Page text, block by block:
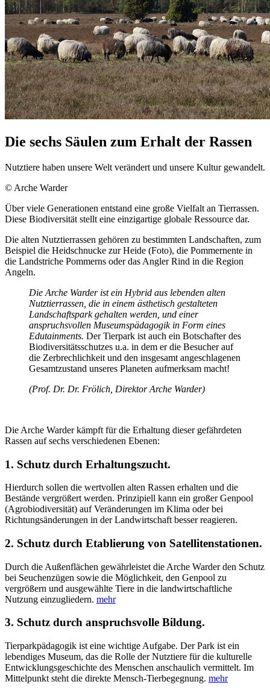
Die sechs Säulen zum Erhalt der Rassen
Nutztiere haben unsere Welt verändert und unsere Kultur gewandelt.
© Arche Warder
Über viele Generationen entstand eine große Vielfalt an Tierrassen.
Diese Biodiversität stellt eine einzigartige globale Ressource dar.
Die alten Nutztierrassen gehören zu bestimmten Landschaften, zum
Beispiel die Heidschnucke zur Heide (Foto), die Pommernente in
die Landstriche Pommerns oder das Angler Rind in die Region
Angeln.
Die Arche Warder ist ein Hybrid aus lebenden alten
Nutztierrassen, die in einem ästhetisch gestalteten
Landschaftspark gehalten werden, und einer
anspruchsvollen Museumspädagogik in Form eines
Edutainments. Der Tierpark ist auch ein Botschafter des
Biodiversitätsschutzes u.a. in dem er die Besucher auf
die Zerbrechlichkeit und den insgesamt angeschlagenen
Gesamtzustand unseres Planeten aufmerksam macht!
(Prof. Dr. Dr. Frölich, Direktor Arche Warder)
Die Arche Warder kämpft für die Erhaltung dieser gefährdeten
Rassen auf sechs verschiedenen Ebenen:
1. Schutz durch Erhaltungszucht.
Hierdurch sollen die wertvollen alten Rassen erhalten und die
Bestände vergrößert werden. Prinzipiell kann ein großer Genpool
(Agrobiodiversität) auf Veränderungen im Klima oder bei
Richtungsänderungen in der Landwirtschaft besser reagieren.
2. Schutz durch Etablierung von Satellitenstationen.
Durch die Außenflächen gewährleistet die Arche Warder den Schutz
bei Seuchenzügen sowie die Möglichkeit, den Genpool zu
vergrößern und ausgewählte Tiere in die landwirtschaftliche
Nutzung einzugliedern. mehr
3. Schutz durch anspruchsvolle Bildung.
Tierparkpädagogik ist eine wichtige Aufgabe. Der Park ist ein
lebendiges Museum, das die Rolle der Nutztiere für die kulturelle
Entwicklungsgeschichte des Menschen anschaulich vermittelt. Im
Mittelpunkt steht die direkte Mensch-Tierbegegnung. mehr